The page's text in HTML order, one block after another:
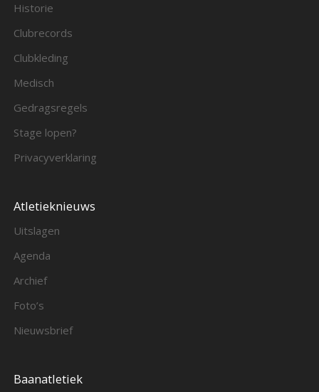
Historie
Clubrecords
Clubkleding
Medisch
Gedragsregels
Stage lopen?
Privacyverklaring
Atletieknieuws
Uitslagen
Agenda
Archief
Foto’s
Nieuwsbrief
Baanatletiek